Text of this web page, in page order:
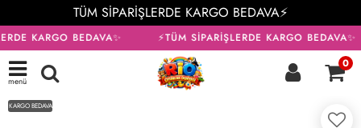
TÜM SİPARİŞLERDE KARGO BEDAVA⚡
KARGO BEDAVA✨ ⚡TÜM SİPARİŞLERDE KARGO BEDAVA✨
menü
0
KARGO BEDAVA